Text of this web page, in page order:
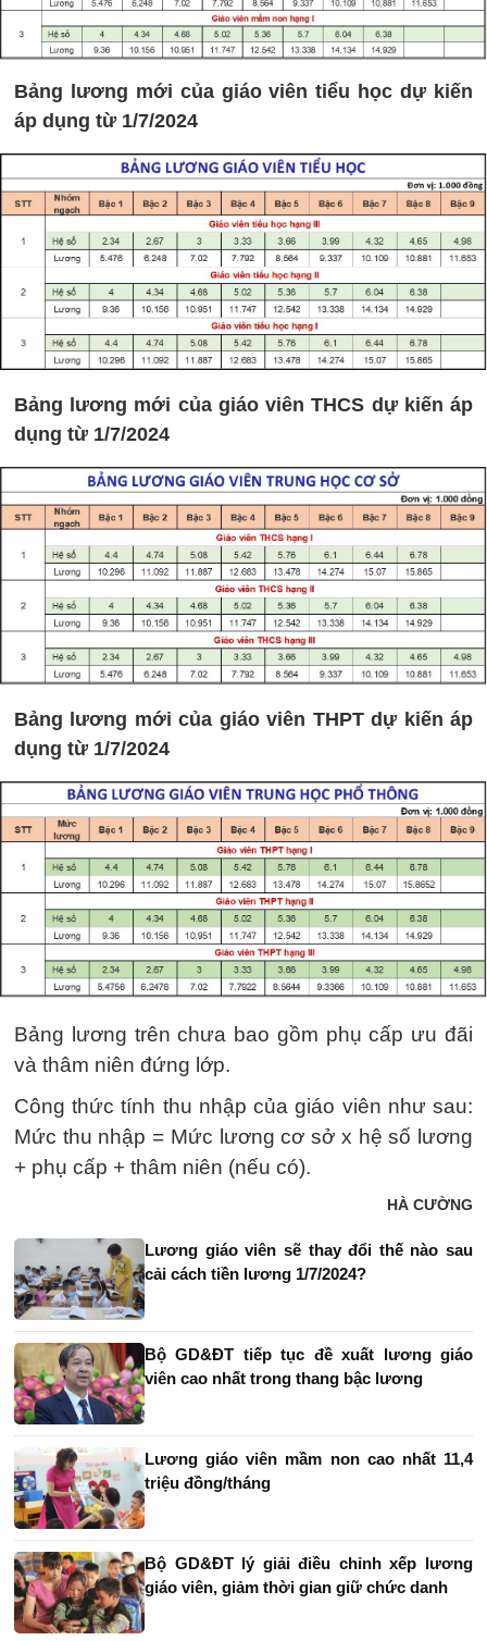
Bảng lương mới của giáo viên tiểu học dự kiến
áp dụng từ 1/7/2024
Bảng lương mới của giáo viên THCS dự kiến áp
dụng từ 1/7/2024
Bảng lương mới của giáo viên THPT dự kiến áp
dụng từ 1/7/2024
Bảng lương trên chưa bao gồm phụ cấp ưu đãi
và thâm niên đứng lớp.
Công thức tính thu nhập của giáo viên như sau:
Mức thu nhập = Mức lương cơ sở x hệ số lương
+ phụ cấp + thâm niên (nếu có).
HÀ CƯỜNG
Lương giáo viên sẽ thay đổi thế nào sau
cải cách tiền lương 1/7/2024?
Bộ GD&ĐT tiếp tục đề xuất lương giáo
viên cao nhất trong thang bậc lương
Lương giáo viên mầm non cao nhất 11,4
triệu đồng/tháng
Bộ GD&ĐT lý giải điều chỉnh xếp lương
giáo viên, giảm thời gian giữ chức danh